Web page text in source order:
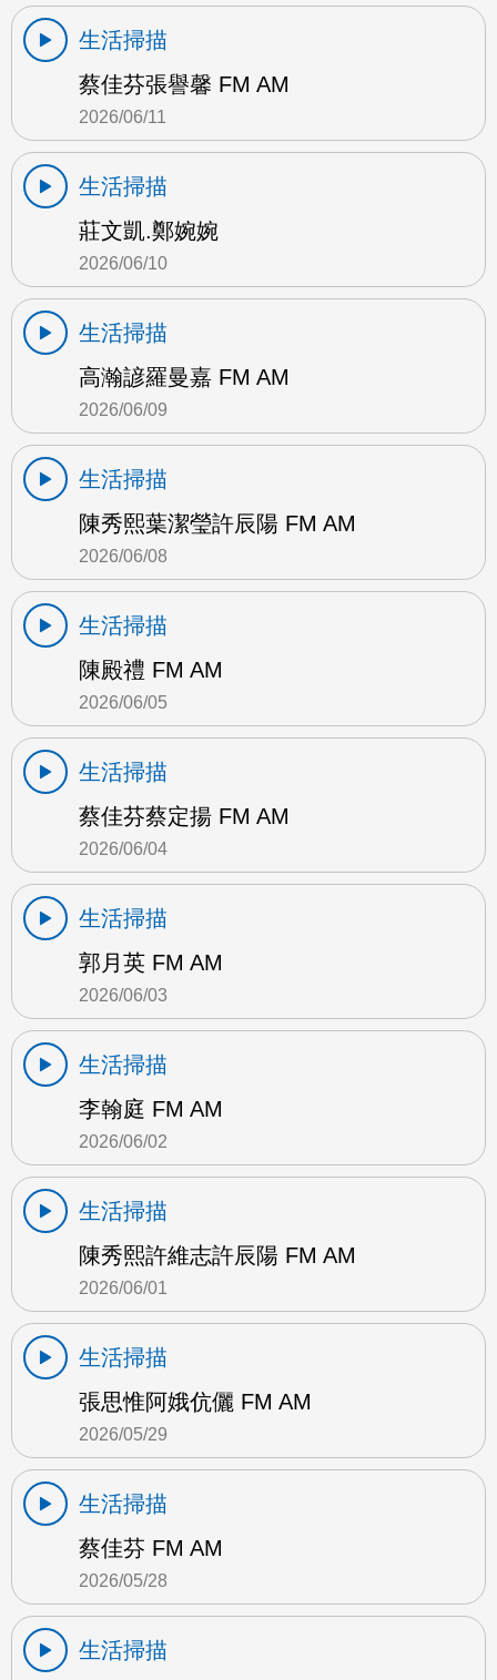
生活掃描
蔡佳芬張譽馨 FM AM
2026/06/11
生活掃描
莊文凱.鄭婉婉
2026/06/10
生活掃描
高瀚諺羅曼嘉 FM AM
2026/06/09
生活掃描
陳秀熙葉潔瑩許辰陽 FM AM
2026/06/08
生活掃描
陳殿禮 FM AM
2026/06/05
生活掃描
蔡佳芬蔡定揚 FM AM
2026/06/04
生活掃描
郭月英 FM AM
2026/06/03
生活掃描
李翰庭 FM AM
2026/06/02
生活掃描
陳秀熙許維志許辰陽 FM AM
2026/06/01
生活掃描
張思惟阿娥伉儷 FM AM
2026/05/29
生活掃描
蔡佳芬 FM AM
2026/05/28
生活掃描